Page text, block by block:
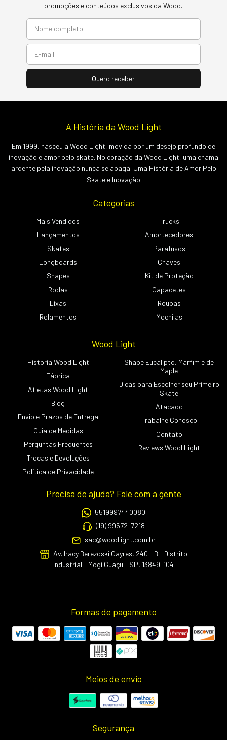
promoções e conteúdos exclusivos da Wood.
A História da Wood Light
Em 1999, nasceu a Wood Light, movida por um desejo profundo de
inovação e amor pelo skate. No coração da Wood Light, uma chama
ardente pela inovação nunca se apaga. Uma História de Amor Pelo
Skate e Inovação
Categorias
Mais Vendidos
Lançamentos
Skates
Longboards
Shapes
Rodas
Lixas
Rolamentos
Trucks
Amortecedores
Parafusos
Chaves
Kit de Proteção
Capacetes
Roupas
Mochilas
Wood Light
Historia Wood Light
Fábrica
Atletas Wood Light
Blog
Envio e Prazos de Entrega
Guia de Medidas
Perguntas Frequentes
Trocas e Devoluções
Política de Privacidade
Shape Eucalipto, Marfim e de
Maple
Dicas para Escolher seu Primeiro
Skate
Atacado
Trabalhe Conosco
Contato
Reviews Wood Light
Precisa de ajuda? Fale com a gente
5519997440080
(19) 99572-7218
sac@woodlight.com.br
Av. Iracy Berezoski Cayres, 240 - B - Distrito
Industrial - Mogi Guaçu - SP, 13849-104
Formas de pagamento
Meios de envio
Segurança